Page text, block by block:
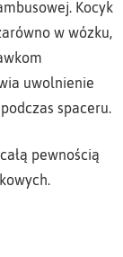
Kocyk
w wózku,
uwolnienie
spaceru.
pewnością